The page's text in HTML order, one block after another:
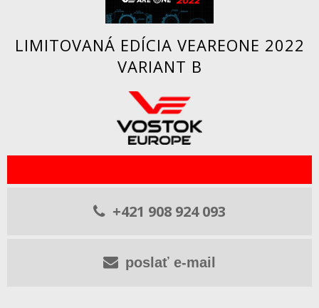
LIMITOVANÁ EDÍCIA VEAREONE 2022
VARIANT B
+421 908 924 093
poslať e-mail